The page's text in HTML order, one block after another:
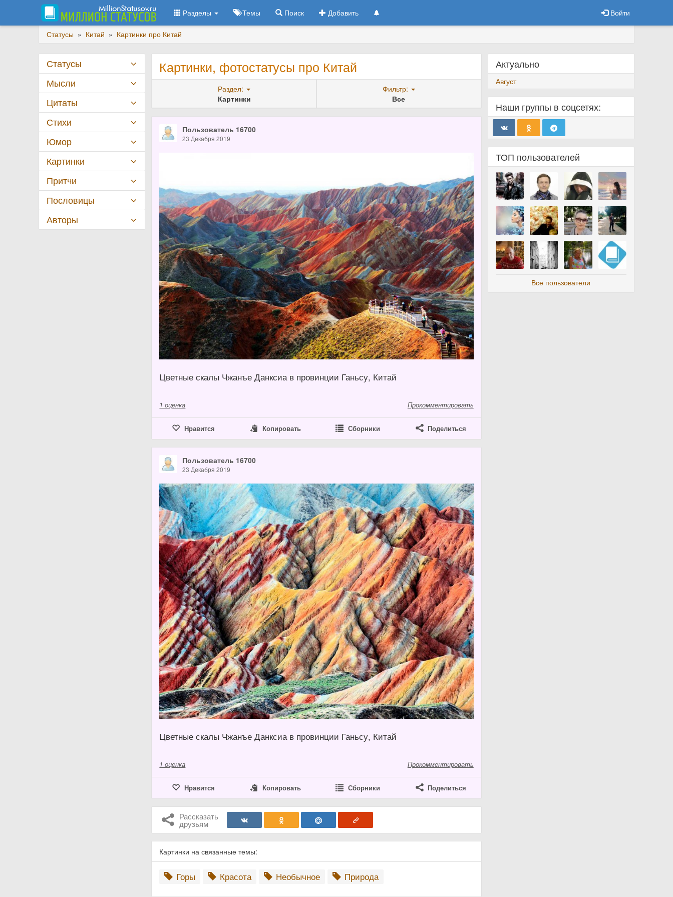
Разделы Темы Поиск Добавить Войти
Статусы » Китай » Картинки про Китай
Картинки, фотостатусы про Китай
Раздел:
Картинки
Фильтр:
Все
Пользователь 16700
23 Декабря 2019
Цветные скалы Чжанъе Данксиа в провинции Ганьсу, Китай
1 оценка Прокомментировать
Нравится Копировать Сборники Поделиться
Пользователь 16700
23 Декабря 2019
Цветные скалы Чжанъе Данксиа в провинции Ганьсу, Китай
1 оценка Прокомментировать
Нравится Копировать Сборники Поделиться
Рассказать
друзьям
Картинки на связанные темы:
Горы Красота Необычное Природа
Актуально
Август
Наши группы в соцсетях:
ТОП пользователей
Все пользователи
Статусы
Мысли
Цитаты
Стихи
Юмор
Картинки
Притчи
Пословицы
Авторы